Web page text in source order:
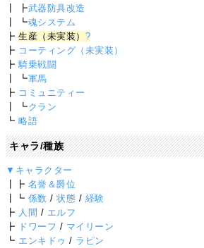
┃ ┣武器防具改造
┃ ┗魂システム
┣生産（未実装） ?
┣ コーティング（未実装）
┣騎乗戦闘
┃ ┗軍馬
┣ コミュニティー
┃ ┗クラン
┗略語
キャラ/種族
▼キャラクター
┃┣ 名誉＆爵位
┃┗ 係数 /状態 / 経験
┣ 人間 / エルフ
┣ ドワーフ / マイリーン
┗ エンキドゥ / ラピン